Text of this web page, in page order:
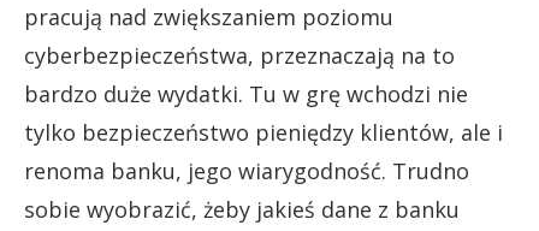
pracują nad zwiększaniem poziomu
cyberbezpieczeństwa, przeznaczają na to
bardzo duże wydatki. Tu w grę wchodzi nie
tylko bezpieczeństwo pieniędzy klientów, ale i
renoma banku, jego wiarygodność. Trudno
sobie wyobrazić, żeby jakieś dane z banku